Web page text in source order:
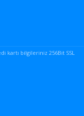
kartı bilgileriniz 256Bit SSL